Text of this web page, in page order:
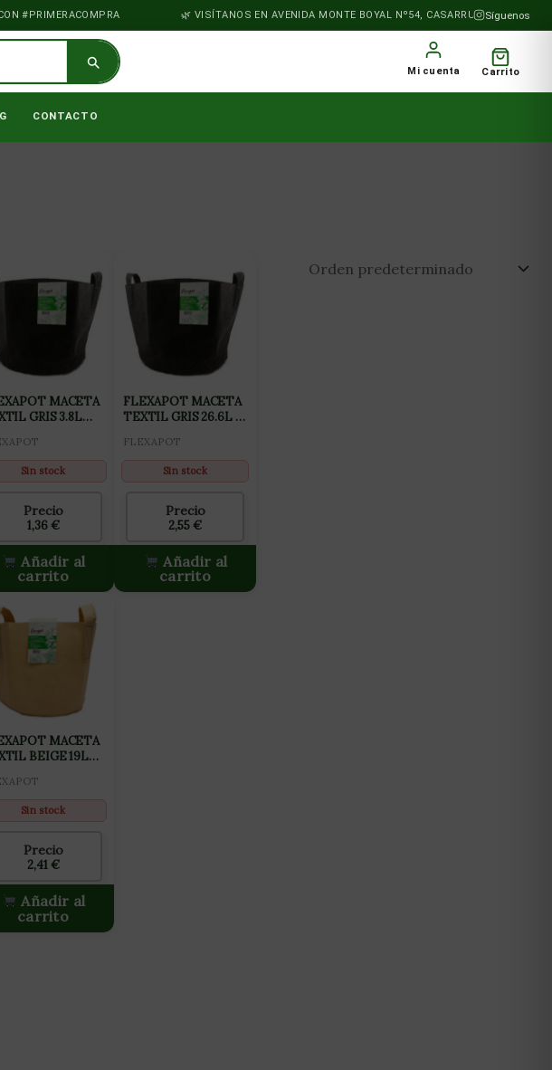
#PRIMERACOMPRA VISÍTANOS EN AVENIDA MONTE BOYAL Nº54, CASARRUBIOS DEL MONTE
Síguenos
Mi cuenta Carrito
CONTACTO
MACETA
GRIS 3.8L
Sin stock
Precio
1,36€
Añadir al
carrito
FLEXAPOT MACETA
TEXTIL GRIS 26.6L (7
FLEXAPOT
Sin stock
Precio
2,55€
Añadir al
carrito
MACETA
BEIGE 19L
Sin stock
Precio
2,41€
Añadir al
carrito